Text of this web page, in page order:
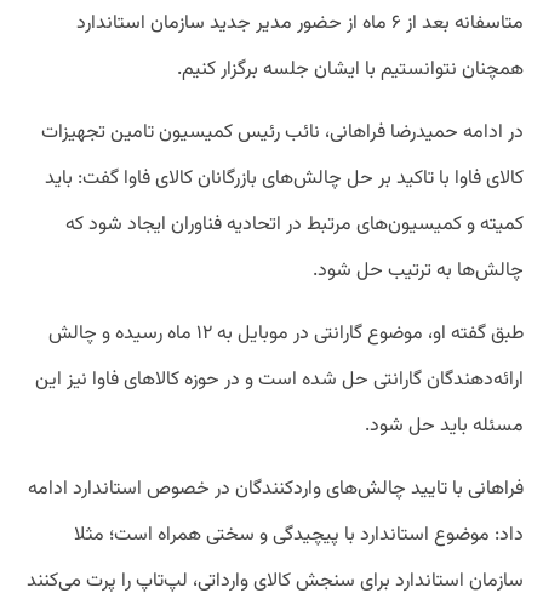
متاسفانه بعد از ۶ ماه از حضور مدیر جدید سازمان استاندارد
همچنان نتوانستیم با ایشان جلسه برگزار کنیم.
در ادامه حمیدرضا فراهانی، نائب رئیس کمیسیون تامین تجهیزات
کالای فاوا با تاکید بر حل چالش‌های بازرگانان کالای فاوا گفت: باید
کمیته و کمیسیون‌های مرتبط در اتحادیه فناوران ایجاد شود که
چالش‌ها به ترتیب حل شود.
طبق گفته او، موضوع گارانتی در موبایل به ۱۲ ماه رسیده و‌ چالش
ارائه‌دهندگان گارانتی حل شده است و‌ در حوزه کالاهای فاوا نیز این
مسئله باید حل شود.
فراهانی با تایید چالش‌های واردکنندگان در خصوص استاندارد ادامه
داد: موضوع استاندارد با پیچیدگی‌ و‌ سختی همراه است؛ مثلا
سازمان استاندارد برای سنجش کالای وارداتی، لپ‌تاپ را پرت می‌کنند